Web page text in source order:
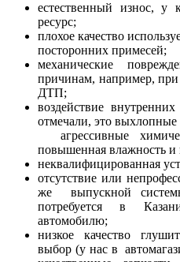
естественный износ, у
ресурс;
плохое качество
посторонних примесей;
механические
причинам, например, при
ДТП;
воздействие
отмечали, это выхлопные
агрессивные
повышенная влажность и
неквалифицированная
отсутствие или
же выпускной
потребуется в
автомобилю;
низкое качество
выбор (у нас в